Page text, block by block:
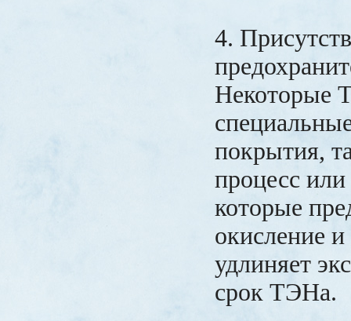
4.
Некоторые
покрытия,
процесс
которые
окисление
удлиняет
срок ТЭНа.